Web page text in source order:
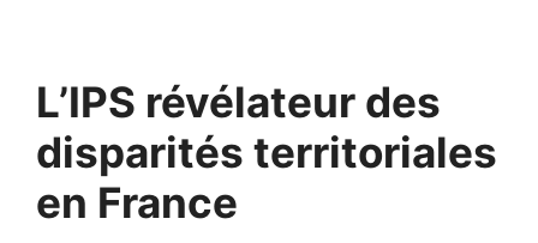
L’IPS révélateur des
disparités territoriales
en France